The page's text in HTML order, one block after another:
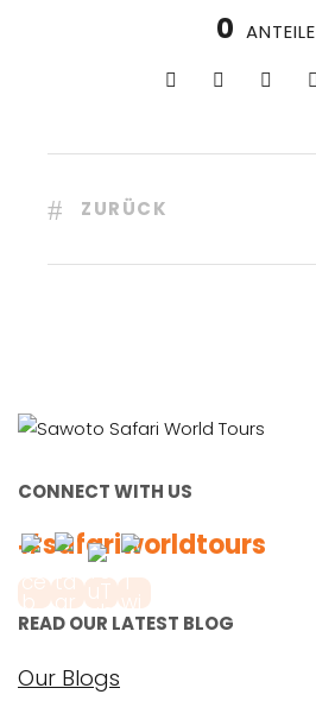
0 ANTEILE
ZURÜCK
CONNECT WITH US
#safariworldtours
READ OUR LATEST BLOG
Our Blogs